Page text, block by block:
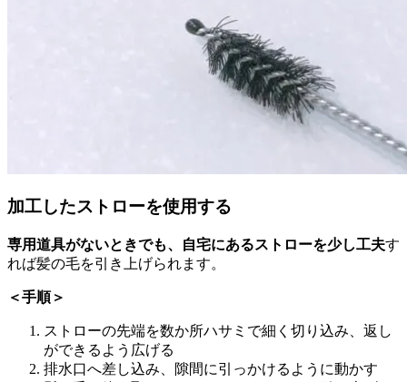
加工したストローを使用する
専用道具がないときでも、自宅にあるストローを少し工夫す
れば髪の毛を引き上げられます。
＜手順＞
ストローの先端を数か所ハサミで細く切り込み、返し
ができるよう広げる
排水口へ差し込み、隙間に引っかけるように動かす